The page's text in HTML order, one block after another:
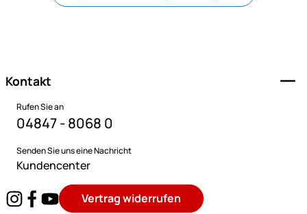
Kontakt
Rufen Sie an
04847 - 8068 0
Senden Sie uns eine Nachricht
Kundencenter
Vertrag widerrufen